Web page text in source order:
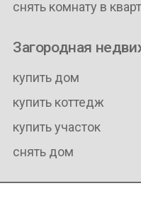
снять комнату в
Загородная
купить дом
купить коттедж
купить участок
снять дом